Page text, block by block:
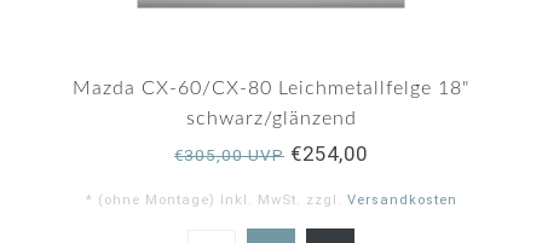
Mazda CX-60/CX-80 Leichmetallfelge 18"
schwarz/glänzend
€305,00 UVP €254,00
* (ohne Montage) Inkl. MwSt. zzgl. Versandkosten